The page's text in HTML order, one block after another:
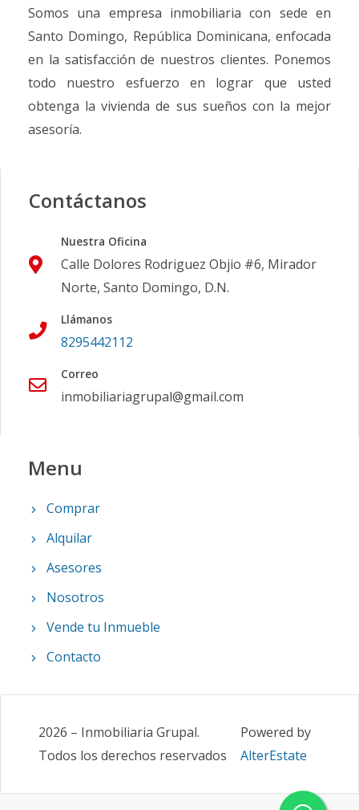
Somos una empresa inmobiliaria con sede en
Santo Domingo, República Dominicana, enfocada
en la satisfacción de nuestros clientes. Ponemos
todo nuestro esfuerzo en lograr que usted
obtenga la vivienda de sus sueños con la mejor
asesoría.
Contáctanos
Nuestra Oficina
Calle Dolores Rodriguez Objio #6, Mirador
Norte, Santo Domingo, D.N.
Llámanos
8295442112
Correo
inmobiliariagrupal@gmail.com
Menu
Comprar
Alquilar
Asesores
Nosotros
Vende tu Inmueble
Contacto
2026 – Inmobiliaria Grupal.
Todos los derechos reservados
Powered by
AlterEstate